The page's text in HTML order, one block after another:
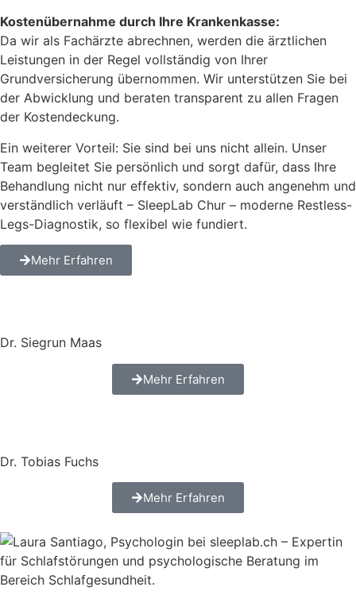
Kostenübernahme durch Ihre Krankenkasse:
Da wir als Fachärzte abrechnen, werden die ärztlichen
Leistungen in der Regel vollständig von Ihrer
Grundversicherung übernommen. Wir unterstützen Sie bei
der Abwicklung und beraten transparent zu allen Fragen
der Kostendeckung.
Ein weiterer Vorteil: Sie sind bei uns nicht allein. Unser
Team begleitet Sie persönlich und sorgt dafür, dass Ihre
Behandlung nicht nur effektiv, sondern auch angenehm und
verständlich verläuft – SleepLab Chur – moderne Restless-
Legs-Diagnostik, so flexibel wie fundiert.
Mehr Erfahren
Dr. Siegrun Maas
Mehr Erfahren
Dr. Tobias Fuchs
Mehr Erfahren